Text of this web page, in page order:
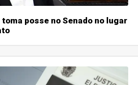
posse no Senado no lugar